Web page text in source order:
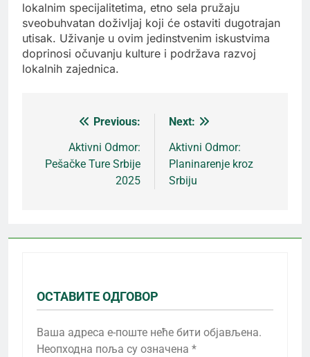
lokalnim specijalitetima, etno sela pružaju
sveobuhvatan doživljaj koji će ostaviti dugotrajan
utisak. Uživanje u ovim jedinstvenim iskustvima
doprinosi očuvanju kulture i podržava razvoj
lokalnih zajednica.
Кретање
чланка
Previous:
Aktivni Odmor:
Pešačke Ture Srbije
2025
Next:
Aktivni Odmor:
Planinarenje kroz
Srbiju
ОСТАВИТЕ ОДГОВОР
Ваша адреса е-поште неће бити објављена.
Неопходна поља су означена *